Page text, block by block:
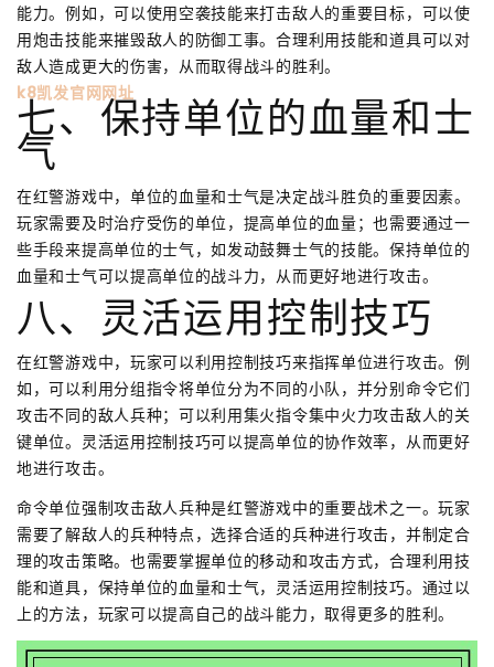
能力。例如，可以使用空袭技能来打击敌人的重要目标，可以使
用炮击技能来摧毁敌人的防御工事。合理利用技能和道具可以对
敌人造成更大的伤害，从而取得战斗的胜利。
k8凯发官网网址
七、保持单位的血量和士
气
在红警游戏中，单位的血量和士气是决定战斗胜负的重要因素。
玩家需要及时治疗受伤的单位，提高单位的血量；也需要通过一
些手段来提高单位的士气，如发动鼓舞士气的技能。保持单位的
血量和士气可以提高单位的战斗力，从而更好地进行攻击。
八、灵活运用控制技巧
在红警游戏中，玩家可以利用控制技巧来指挥单位进行攻击。例
如，可以利用分组指令将单位分为不同的小队，并分别命令它们
攻击不同的敌人兵种；可以利用集火指令集中火力攻击敌人的关
键单位。灵活运用控制技巧可以提高单位的协作效率，从而更好
地进行攻击。
命令单位强制攻击敌人兵种是红警游戏中的重要战术之一。玩家
需要了解敌人的兵种特点，选择合适的兵种进行攻击，并制定合
理的攻击策略。也需要掌握单位的移动和攻击方式，合理利用技
能和道具，保持单位的血量和士气，灵活运用控制技巧。通过以
上的方法，玩家可以提高自己的战斗能力，取得更多的胜利。